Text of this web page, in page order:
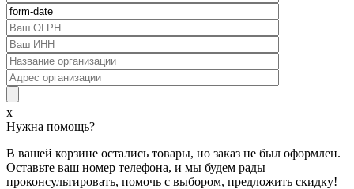
x
Нужна помощь?
В вашей корзине остались товары, но заказ не был оформлен.
Оставьте ваш номер телефона, и мы будем рады
проконсультировать, помочь с выбором, предложить скидку!